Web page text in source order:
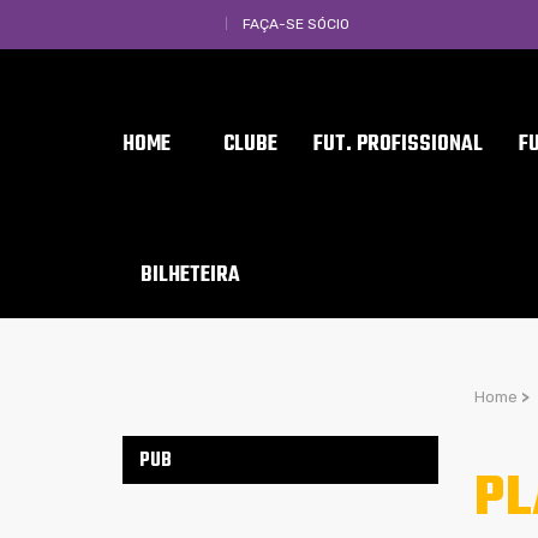
FAÇA-SE SÓCIO
HOME CLUBE FUT. PROFISSIONAL
BILHETEIRA
Home >
PUB